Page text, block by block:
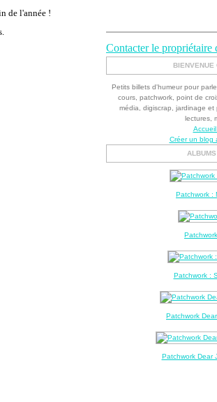
de l'année !
Contacter le propriétaire
BIENVENUE
Petits billets d'humeur pour
cours, patchwork, point de
média, digiscrap, jardinage
lectures,
Créer un blog
Patchwork :
Patchwork :
Patchwork
Patchwork Dear